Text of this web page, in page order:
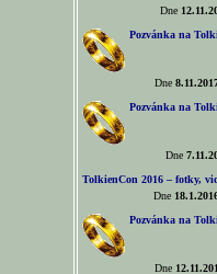
Dne
Pozvánka na
Dne
Pozvánka na
Dne
TolkienCon 2016 – fotky,
Dne
Pozvánka na
Dne